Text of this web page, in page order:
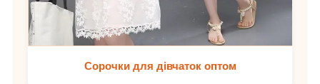
Сорочки для дівчаток оптом